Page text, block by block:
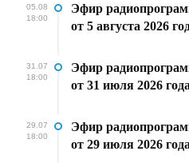
05.08
18:00
Эфир
от 5 августа 2026
31.07
18:00
Эфир
от 31 июля 2026 года
29.07
18:00
Эфир
от 29 июля 2026 года